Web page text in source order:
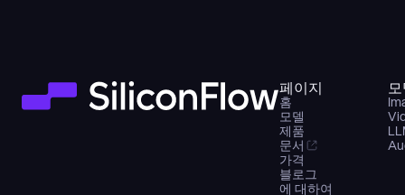
페이지
홈
모델
제품
문서
가격
블로그
에 대하여